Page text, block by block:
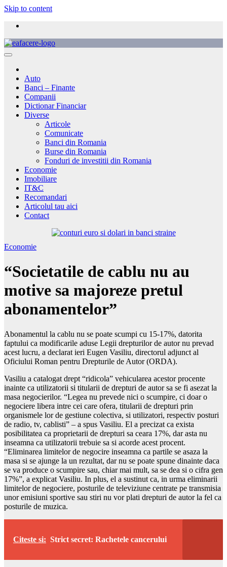
Skip to content
Auto
Banci – Finante
Companii
Dictionar Financiar
Diverse
Articole
Comunicate
Banci din Romania
Burse din Romania
Fonduri de investitii din Romania
Economie
Imobiliare
IT&C
Recomandari
Articolul tau aici
Contact
Economie
“Societatile de cablu nu au
motive sa majoreze pretul
abonamentelor”
Abonamentul la cablu nu se poate scumpi cu 15-17%, datorita
faptului ca modificarile aduse Legii drepturilor de autor nu prevad
acest lucru, a declarat ieri Eugen Vasiliu, directorul adjunct al
Oficiului Roman pentru Drepturile de Autor (ORDA).
Vasiliu a catalogat drept “ridicola” vehicularea acestor procente
inainte ca utilizatorii si titularii de drepturi de autor sa se fi asezat la
masa negocierilor. “Legea nu prevede nici o scumpire, ci doar o
negociere libera intre cei care ofera, titularii de drepturi prin
organismele lor de gestiune colectiva, si utilizatori, respectiv posturi
de radio, tv, cablisti” – a spus Vasiliu. El a precizat ca exista
posibilitatea ca proprietarii de drepturi sa ceara 17%, dar asta nu
inseamna ca utilizatorii trebuie sa si acorde acest procent.
“Eliminarea limitelor de negocire inseamna ca partile se asaza la
masa si se ajunge la un rezultat, dar nu se poate spune dinainte daca
se va produce o scumpire sau, chiar mai mult, sa se dea si o cifra gen
17%”, a explicat Vasiliu. In plus, el a sustinut ca, in urma eliminarii
limitelor de negociere, posturile de televiziune centrate pe transmisia
unor emisiuni sportive sau stiri nu vor plati drepturi de autor la fel ca
posturile de muzica.
Citeste si: Strict secret: Rachetele cancerului